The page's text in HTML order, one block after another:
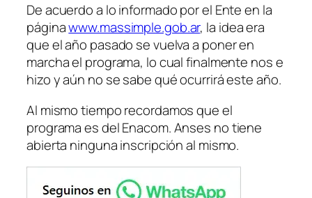
De acuerdo a lo informado por el Ente en la
páginawww.massimple.gob.ar, la idea era
que el año pasado se vuelva a poner en
marcha el programa, lo cual finalmente nos e
hizo y aún no se sabe qué ocurrirá este año.
Al mismo tiempo recordamos que el
programa es del Enacom. Anses no tiene
abierta ninguna inscripción al mismo.